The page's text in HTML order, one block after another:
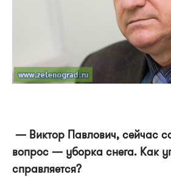
— Виктор Павлович, сейчас
вопрос — уборка снега. Как
справляется?